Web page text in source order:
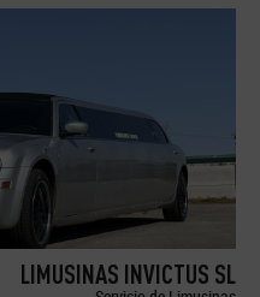
LIMUSINAS INVICTUS SL